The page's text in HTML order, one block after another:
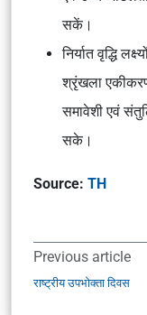
सकें।
निर्यात वृद्धि
श्रृंखला
समावेशी एवं
सके।
Source: TH
Previous article
राष्ट्रीय उपभोक्ता दिवस